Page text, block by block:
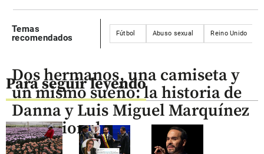
Temas
recomendados
Fútbol Abuso sexual Reino Unido
Para seguir leyendo
Dos hermanos, una camiseta y
un mismo sueño: la historia de
Danna y Luis Miguel Marquínez
en Nacional